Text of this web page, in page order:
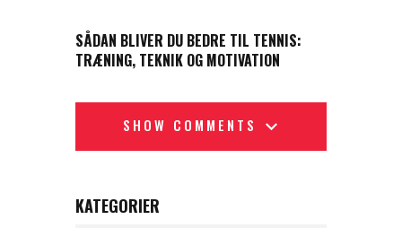
SÅDAN BLIVER DU BEDRE TIL TENNIS:
TRÆNING, TEKNIK OG MOTIVATION
SHOW COMMENTS
KATEGORIER